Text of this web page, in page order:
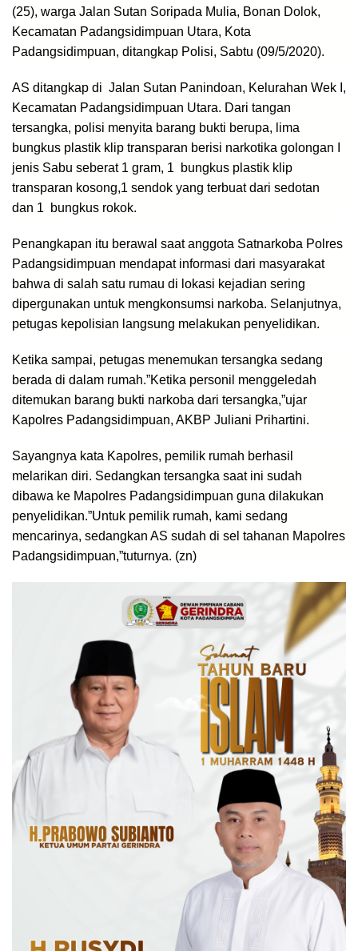
(25), warga Jalan Sutan Soripada Mulia, Bonan Dolok,
Kecamatan Padangsidimpuan Utara, Kota
Padangsidimpuan, ditangkap Polisi, Sabtu (09/5/2020).
AS ditangkap di Jalan Sutan Panindoan, Kelurahan Wek I,
Kecamatan Padangsidimpuan Utara. Dari tangan
tersangka, polisi menyita barang bukti berupa, lima
bungkus plastik klip transparan berisi narkotika golongan I
jenis Sabu seberat 1 gram, 1 bungkus plastik klip
transparan kosong,1 sendok yang terbuat dari sedotan
dan 1 bungkus rokok.
Penangkapan itu berawal saat anggota Satnarkoba Polres
Padangsidimpuan mendapat informasi dari masyarakat
bahwa di salah satu rumau di lokasi kejadian sering
dipergunakan untuk mengkonsumsi narkoba. Selanjutnya,
petugas kepolisian langsung melakukan penyelidikan.
Ketika sampai, petugas menemukan tersangka sedang
berada di dalam rumah.”Ketika personil menggeledah
ditemukan barang bukti narkoba dari tersangka,”ujar
Kapolres Padangsidimpuan, AKBP Juliani Prihartini.
Sayangnya kata Kapolres, pemilik rumah berhasil
melarikan diri. Sedangkan tersangka saat ini sudah
dibawa ke Mapolres Padangsidimpuan guna dilakukan
penyelidikan.”Untuk pemilik rumah, kami sedang
mencarinya, sedangkan AS sudah di sel tahanan Mapolres
Padangsidimpuan,”tuturnya. (zn)